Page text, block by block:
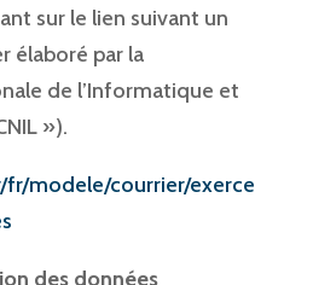
sur le lien suivant un
élaboré par la
de l’Informatique et
»).
modele/courrier/exerce
des données